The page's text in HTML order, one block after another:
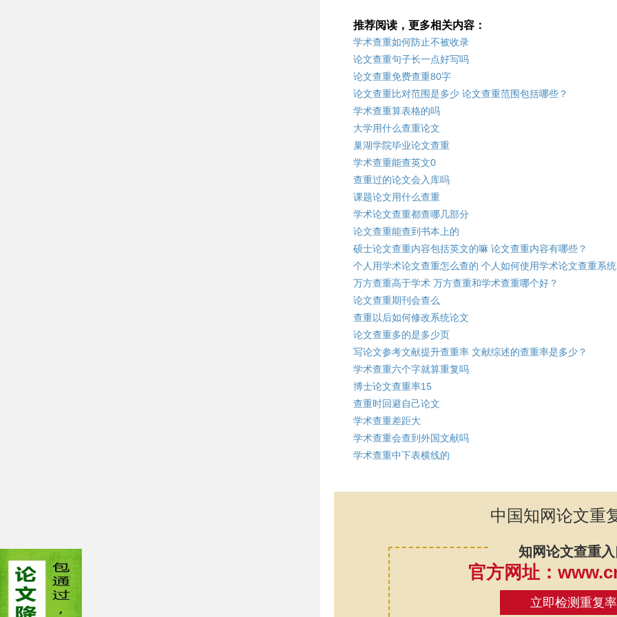
推荐阅读，更多相关内容：
学术查重如何防止不被收录
论文查重句子长一点好写吗
论文查重免费查重80字
论文查重比对范围是多少 论文查重范围包括哪些？
学术查重算表格的吗
大学用什么查重论文
巢湖学院毕业论文查重
学术查重能查英文0
查重过的论文会入库吗
课题论文用什么查重
学术论文查重都查哪几部分
论文查重能查到书本上的
硕士论文查重内容包括英文的嘛 论文查重内容有哪些？
个人用学术论文查重怎么查的 个人如何使用学术论文查重系
万方查重高于学术 万方查重和学术查重哪个好？
论文查重期刊会查么
查重以后如何修改系统论文
论文查重多的是多少页
写论文参考文献提升查重率 文献综述的查重率是多少？
学术查重六个字就算重复吗
博士论文查重率15
查重时回避自己论文
学术查重差距大
学术查重会查到外国文献吗
学术查重中下表横线的
中国知网论文重
知网论文查重
官方网址：
立即检测重复率